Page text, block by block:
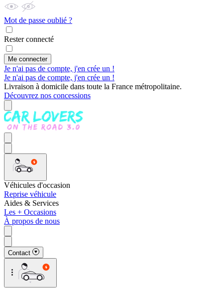
Mot de passe oublié ?
Rester connecté
Me connecter
Je n'ai pas de compte, j'en crée un !
Je n'ai pas de compte, j'en crée un !
Livraison à domicile dans toute la France métropolitaine.
Découvrez nos concessions
Véhicules d'occasion
Reprise véhicule
Aides & Services
Les + Occasions
À propos de nous
Contact